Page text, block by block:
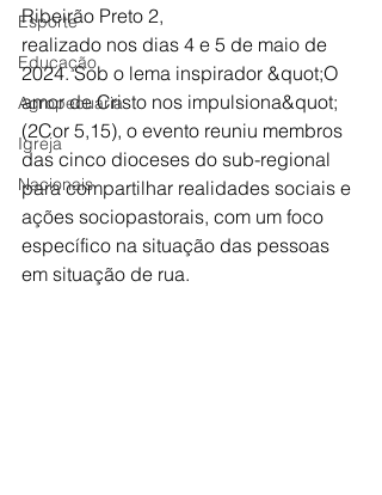
Esporte
Educação
Agropecuária
Igreja
Nacionais
Ribeirão Preto 2,
realizado nos dias 4 e 5 de maio de
2024. Sob o lema inspirador &quot;O
amor de Cristo nos impulsiona&quot;
(2Cor 5,15), o evento reuniu membros
das cinco dioceses do sub-regional
para compartilhar realidades sociais e
ações sociopastorais, com um foco
específico na situação das pessoas
em situação de rua.